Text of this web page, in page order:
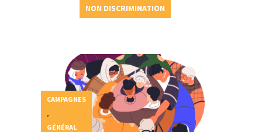
NON DISCRIMINATION
CAMPAGNES
GÉNÉRAL